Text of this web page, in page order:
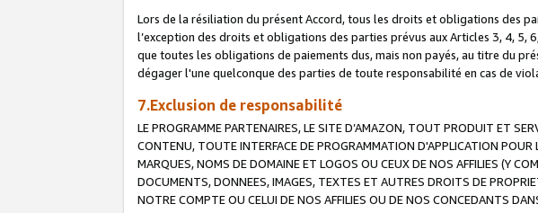
Lors de la résiliation du présent Accord, tous les droits et obligations des
l’exception des droits et obligations des parties prévus aux Articles 3, 4,
que toutes les obligations de paiements dus, mais non payés, au titre du
dégager l'une quelconque des parties de toute responsabilité en cas de
7.Exclusion de responsabilité
LE PROGRAMME PARTENAIRES, LE SITE D’AMAZON, TOUT PRODUIT ET
CONTENU, TOUTE INTERFACE DE PROGRAMMATION D'APPLICATION
MARQUES, NOMS DE DOMAINE ET LOGOS OU CEUX DE NOS AFFILIES (Y
DOCUMENTS, DONNEES, IMAGES, TEXTES ET AUTRES DROITS DE
NOTRE COMPTE OU CELUI DE NOS AFFILIES OU DE NOS CONCEDANTS